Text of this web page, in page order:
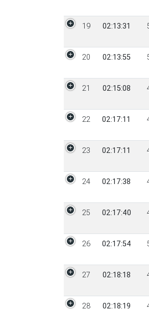
19 02:13:31
20 02:13:55
21 02:15:08
22 02:17:11
23 02:17:11
24 02:17:38
25 02:17:40
26 02:17:54
27 02:18:18
28 02:18:19